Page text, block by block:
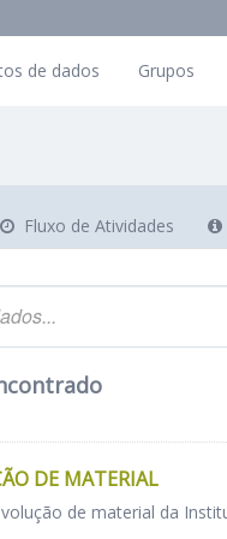
de dados Grupos
Fluxo de Atividades
DE MATERIAL
de material da